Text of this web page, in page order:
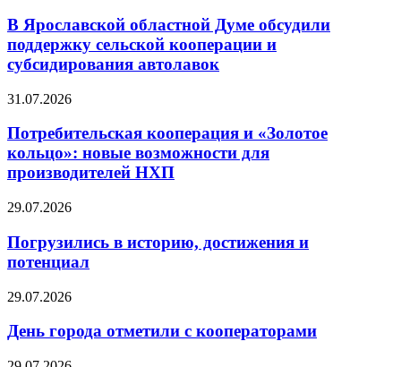
В Ярославской областной Думе обсудили
поддержку сельской кооперации и
субсидирования автолавок
31.07.2026
Потребительская кооперация и «Золотое
кольцо»: новые возможности для
производителей НХП
29.07.2026
Погрузились в историю, достижения и
потенциал
29.07.2026
День города отметили с кооператорами